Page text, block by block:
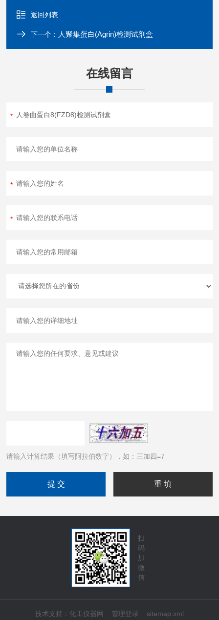
返回列表
下一个： 人聚集蛋白(Agrin)检测试剂盒
在线留言
请输入计算结果（填写阿拉伯数字），如：三加四=7
扫
码
加
微
信
技术支持： 化工仪器网 管理登录 sitemap.xml